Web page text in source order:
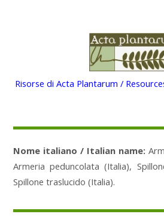
Risorse di Acta Plantarum /
Nome italiano / Italian name:
Armeria peduncolata (Italia),
Spillone traslucido (Italia).